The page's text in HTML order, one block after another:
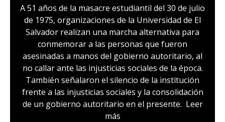
A 51 años de la masacre estudiantil del 30 de julio
de 1975, organizaciones de la Universidad de El
Salvador realizan una marcha alternativa para
conmemorar a las personas que fueron
asesinadas a manos del gobierno autoritario, al
no callar ante las injusticias sociales de la época.
También señalaron el silencio de la institución
frente a las injusticias sociales y la consolidación
de un gobierno autoritario en el presente. Leer
más